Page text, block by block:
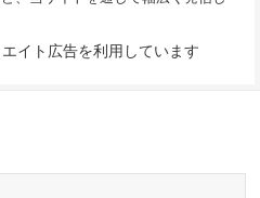
イト広告を利用しています